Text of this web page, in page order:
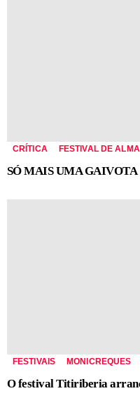
CRÍTICA FESTIVAL DE
SÓ MAIS UMA GAIVOTA
FESTIVAIS MONICREQUES
O festival Titiriberia